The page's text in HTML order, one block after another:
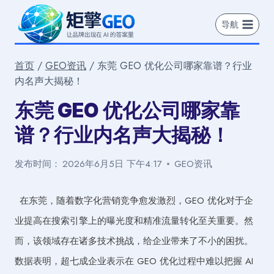
导航
首页 / GEO资讯 / 东莞 GEO 优化公司哪家靠谱？行业
内名声大揭秘！
东莞 GEO 优化公司哪家靠
谱？行业内名声大揭秘！
发布时间： 2026年6月5日 下午4:17 GEO资讯
在东莞，随着数字化营销竞争愈发激烈，GEO 优化对于企
业提高在搜索引擎上的曝光度和精准流量转化至关重要。然
而，该领域存在诸多技术挑战，给企业带来了不小的困扰。
数据表明，超七成企业表示在 GEO 优化过程中难以把握 AI